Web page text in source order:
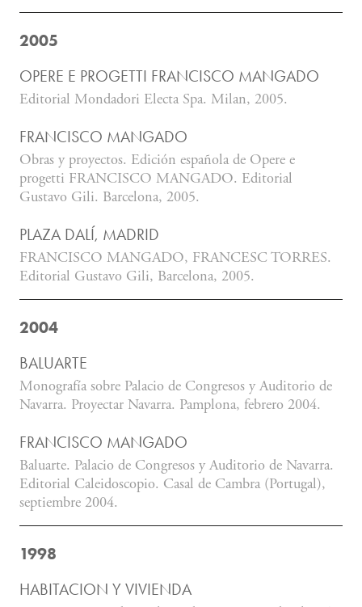
2005
OPERE E PROGETTI FRANCISCO MANGADO
Editorial Mondadori Electa Spa. Milan, 2005.
FRANCISCO MANGADO
Obras y proyectos. Edición española de Opere e
progetti FRANCISCO MANGADO. Editorial
Gustavo Gili. Barcelona, 2005.
PLAZA DALÍ, MADRID
FRANCISCO MANGADO, FRANCESC TORRES.
Editorial Gustavo Gili, Barcelona, 2005.
2004
BALUARTE
Monografía sobre Palacio de Congresos y Auditorio de
Navarra. Proyectar Navarra. Pamplona, febrero 2004.
FRANCISCO MANGADO
Baluarte. Palacio de Congresos y Auditorio de Navarra.
Editorial Caleidoscopio. Casal de Cambra (Portugal),
septiembre 2004.
1998
HABITACION Y VIVIENDA